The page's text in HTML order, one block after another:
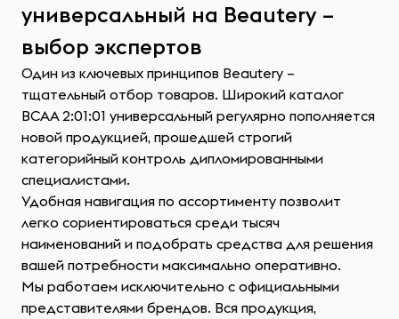
универсальный на Beautery –
выбор экспертов
Один из ключевых принципов Beautery –
тщательный отбор товаров. Широкий каталог
ВСАА 2:01:01 универсальный регулярно пополняется
новой продукцией, прошедшей строгий
категорийный контроль дипломированными
специалистами.
Удобная навигация по ассортименту позволит
легко сориентироваться среди тысяч
наименований и подобрать средства для решения
вашей потребности максимально оперативно.
Мы работаем исключительно с официальными
представителями брендов. Вся продукция,